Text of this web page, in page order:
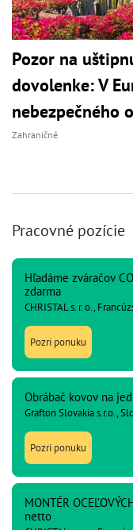
Pozor na
dovolenke: V
nebezpečného
Zahraničné
Pracovné pozície
Hľadáme zváračov
zdarma
CHRISTAL s. r. o.,
Pozri ponuku
Obrábač kovov na
Grafton Slovakia s.r.o.,
Pozri ponuku
MONTÉR
netto